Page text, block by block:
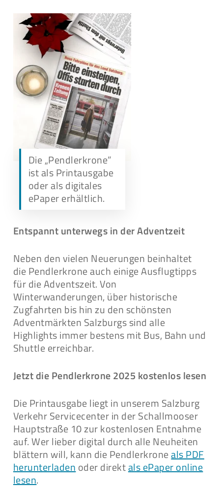
Die „Pendlerkrone”
ist als Printausgabe
oder als digitales
ePaper erhältlich.
Entspannt unterwegs in der Adventzeit
Neben den vielen Neuerungen beinhaltet
die Pendlerkrone auch einige Ausflugtipps
für die Adventszeit. Von
Winterwanderungen, über historische
Zugfahrten bis hin zu den schönsten
Adventmärkten Salzburgs sind alle
Highlights immer bestens mit Bus, Bahn und
Shuttle erreichbar.
Jetzt die Pendlerkrone 2025 kostenlos lesen
Die Printausgabe liegt in unserem Salzburg
Verkehr Servicecenter in der Schallmooser
Hauptstraße 10 zur kostenlosen Entnahme
auf. Wer lieber digital durch alle Neuheiten
blättern will, kann die Pendlerkroneals PDF
herunterladen oder direktals ePaper online
lesen.